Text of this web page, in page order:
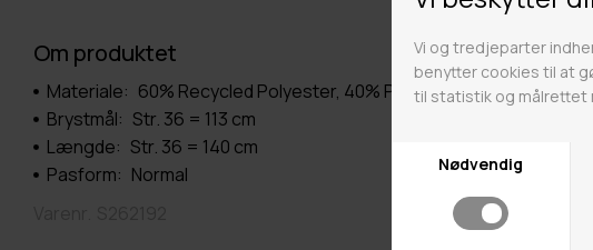
Om produktet
Materiale: 60% Recycled Polyester, 40% Polyester
Brystmål: Str. 36 = 113 cm
Længde: Str. 36 = 140 cm
Pasform: Normal
unikke
detaljer,
stil.